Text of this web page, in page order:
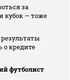
за
кубок — тоже
о кредите
футболист